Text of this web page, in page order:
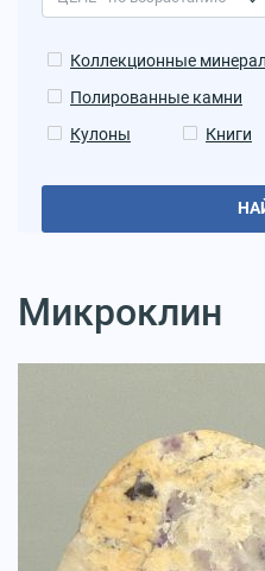
Коллекционные
Полированные камни
Кулоны
Книги
Микроклин